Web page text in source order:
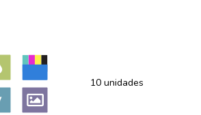
10 unidades